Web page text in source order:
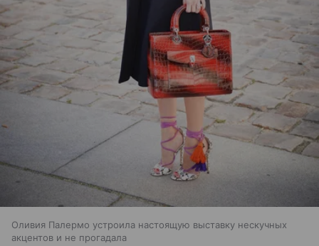
Оливия Палермо устроила настоящую выставку нескучных
акцентов и не прогадала